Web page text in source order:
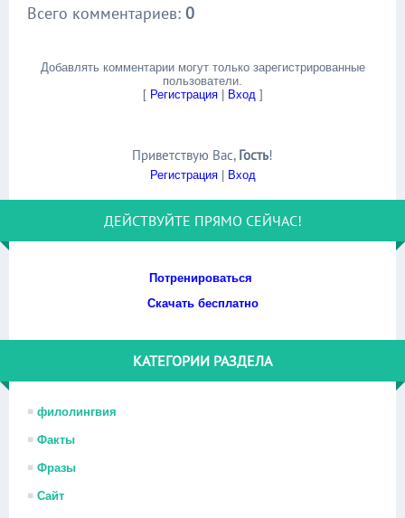
Всего комментариев: 0
Добавлять комментарии могут только зарегистрированные
пользователи.
[ Регистрация| Вход]
Приветствую Вас, Гость!
Регистрация| Вход
ДЕЙСТВУЙТЕ ПРЯМО СЕЙЧАС!
Потренироваться
Скачать бесплатно
КАТЕГОРИИ РАЗДЕЛА
филолингвия
Факты
Фразы
Сайт